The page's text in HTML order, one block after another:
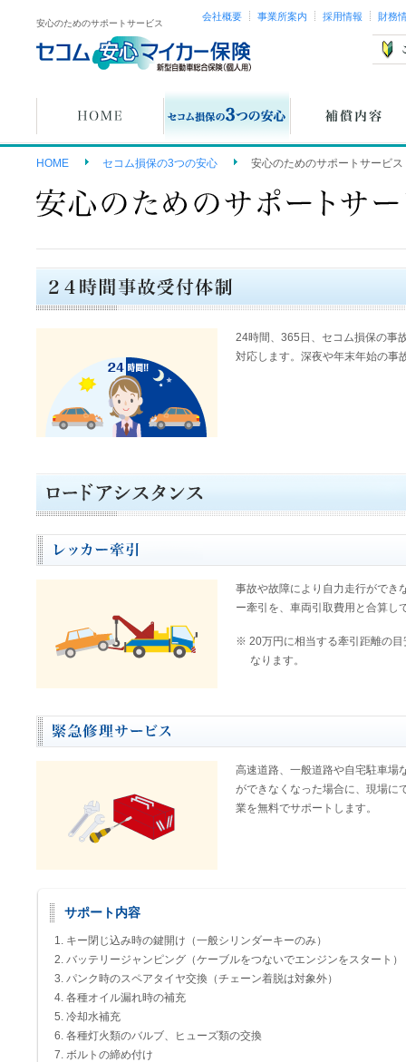
会社概要 事業所案内 採用情報 財務
安心のためのサポートサービス
HOME セコム損保の3つの安心 安心のためのサポートサービス
24時間、365日、セコム損保の事
対応します。深夜や年末年始の事
事故や故障により自力走行ができ
ー牽引を、車両引取費用と合算
※ 20万円に相当する牽引距離の
なります。
高速道路、一般道路や自宅駐車場
ができなくなった場合に、現場に
業を無料でサポートします。
サポート内容
キー閉じ込み時の鍵開け（一般シリンダーキーのみ）
バッテリージャンピング（ケーブルをつないでエンジンをスタート）
パンク時のスペアタイヤ交換（チェーン着脱は対象外）
各種オイル漏れ時の補充
冷却水補充
各種灯火類のバルブ、ヒューズ類の交換
ボルトの締め付け